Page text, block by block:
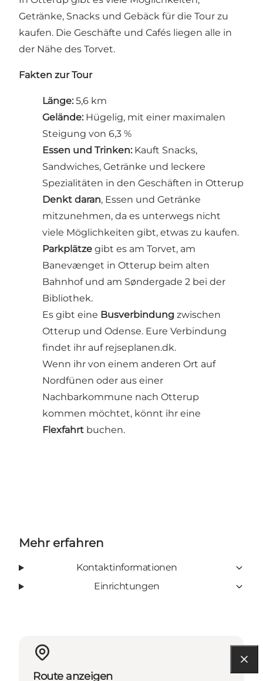
Getränke, Snacks und Gebäck für die Tour zu
kaufen. Die Geschäfte und Cafés liegen alle in
der Nähe des Torvet.
Fakten zur Tour
Länge: 5,6 km
Gelände: Hügelig, mit einer maximalen
Steigung von 6,3 %
Essen und Trinken: Kauft Snacks,
Sandwiches, Getränke und leckere
Spezialitäten in den Geschäften in Otterup
Denkt daran, Essen und Getränke
mitzunehmen, da es unterwegs nicht
viele Möglichkeiten gibt, etwas zu kaufen.
Parkplätze gibt es am Torvet, am
Banevænget in Otterup beim alten
Bahnhof und am Søndergade 2 bei der
Bibliothek.
Es gibt eine Busverbindung zwischen
Otterup und Odense. Eure Verbindung
findet ihr auf rejseplanen.dk.
Wenn ihr von einem anderen Ort auf
Nordfünen oder aus einer
Nachbarkommune nach Otterup
kommen möchtet, könnt ihr eine
Flexfahrt buchen.
Mehr erfahren
Kontaktinformationen
Einrichtungen
Route anzeigen